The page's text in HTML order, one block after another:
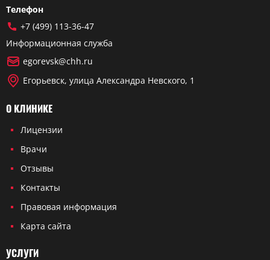
Телефон
+7 (499) 113-36-47
Информационная служба
egorevsk@chh.ru
Егорьевск, улица Александра Невского, 1
О КЛИНИКЕ
Лицензии
Врачи
Отзывы
Контакты
Правовая информация
Карта сайта
УСЛУГИ